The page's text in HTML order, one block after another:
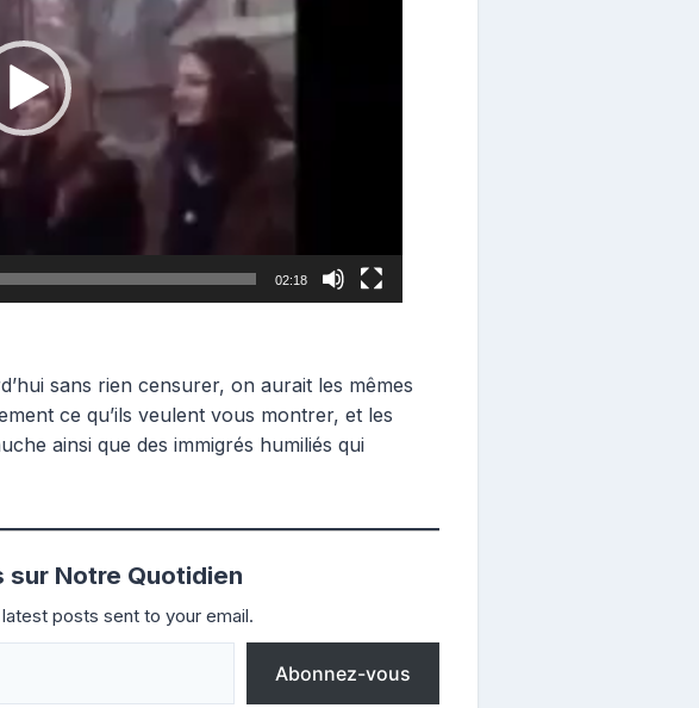
02:18
sans rien censurer, on aurait les mêmes
ce qu’ils veulent vous montrer, et les
ainsi que des immigrés humiliés qui
sur Notre Quotidien
posts sent to your email.
Abonnez-vous